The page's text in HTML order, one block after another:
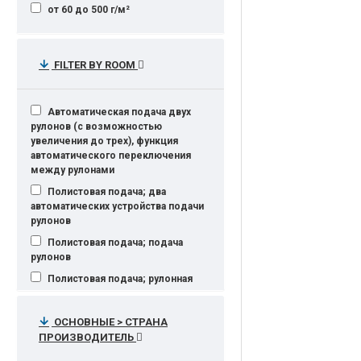
от 60 до 500 г/м²
FILTER BY ROOM
Автоматическая подача двух
рулонов (с возможностью
увеличения до трех), функция
автоматического переключения
между рулонами
Полистовая подача; два
автоматических устройства подачи
рулонов
Полистовая подача; подача
рулонов
Полистовая подача; рулонная
приёмник рулонов
ОСНОВНЫЕ > СТРАНА
ПРОИЗВОДИТЕЛЬ